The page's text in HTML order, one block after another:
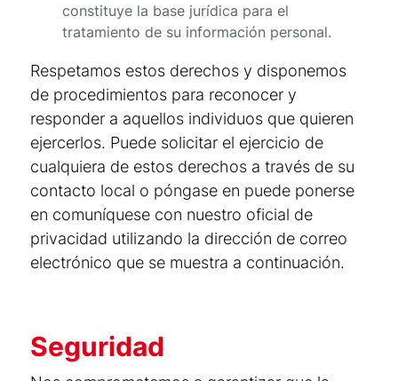
constituye la base jurídica para el
tratamiento de su información personal.
Respetamos estos derechos y disponemos
de procedimientos para reconocer y
responder a aquellos individuos que quieren
ejercerlos. Puede solicitar el ejercicio de
cualquiera de estos derechos a través de su
contacto local o póngase en puede ponerse
en comuníquese con nuestro oficial de
privacidad utilizando la dirección de correo
electrónico que se muestra a continuación.
Seguridad